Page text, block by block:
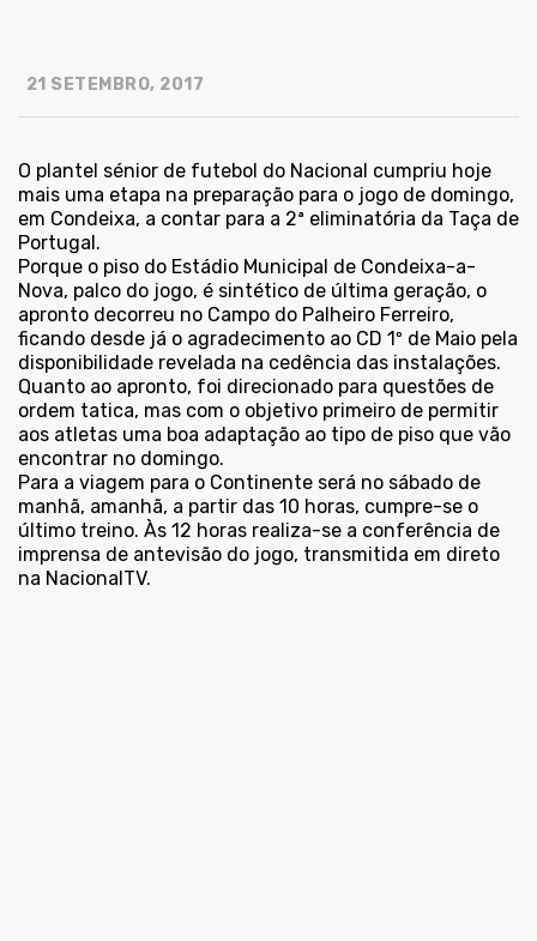
21 SETEMBRO, 2017
O plantel sénior de futebol do Nacional cumpriu hoje
mais uma etapa na preparação para o jogo de domingo,
em Condeixa, a contar para a 2ª eliminatória da Taça de
Portugal.
Porque o piso do Estádio Municipal de Condeixa-a-
Nova, palco do jogo, é sintético de última geração, o
apronto decorreu no Campo do Palheiro Ferreiro,
ficando desde já o agradecimento ao CD 1º de Maio pela
disponibilidade revelada na cedência das instalações.
Quanto ao apronto, foi direcionado para questões de
ordem tatica, mas com o objetivo primeiro de permitir
aos atletas uma boa adaptação ao tipo de piso que vão
encontrar no domingo.
Para a viagem para o Continente será no sábado de
manhã, amanhã, a partir das 10 horas, cumpre-se o
último treino. Às 12 horas realiza-se a conferência de
imprensa de antevisão do jogo, transmitida em direto
na NacionalTV.